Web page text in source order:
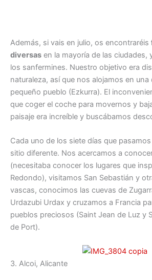
Además, si vais en julio, os encontraréis
diversas en la mayoría de las ciudades,
los sanfermines. Nuestro objetivo era
naturaleza, así que nos alojamos en una
pequeño pueblo (Ezkurra). El
que coger el coche para movernos y
paisaje era increíble y buscábamos
Cada uno de los siete días que
sitio diferente. Nos acercamos a
(necesitaba conocer los lugares que
Redondo), visitamos San Sebastián y
vascas, conocimos las cuevas de
Urdazubi Urdax y cruzamos a Francia
pueblos preciosos (Saint Jean de Luz y
de Port).
3. Alcoi, Alicante